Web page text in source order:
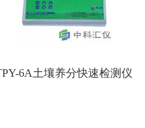
6A土壤养分快速检测仪